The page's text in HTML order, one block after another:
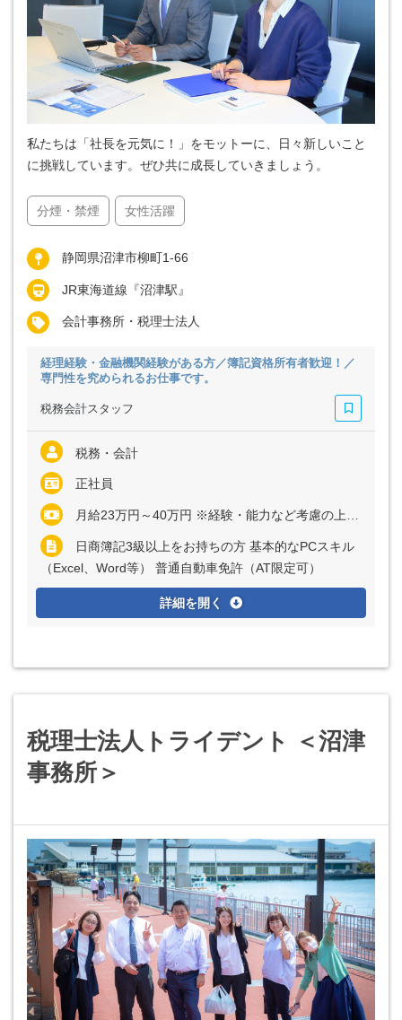
私たちは「社長を元気に！」をモットーに、日々新しいこと
に挑戦しています。ぜひ共に成長していきましょう。
分煙・禁煙 女性活躍
静岡県沼津市柳町1-66
JR東海道線『沼津駅』
会計事務所・税理士法人
経理経験・金融機関経験がある方／簿記資格所有者歓迎！／
専門性を究められるお仕事です。
税務会計スタッフ
税務・会計
正社員
月給23万円～40万円 ※経験・能力など考慮の上、決定いたします ※上記に固定残業代（月30時間分＝4万2000円～7万4000円）を含む ※超過分は別途全額支給
日商簿記3級以上をお持ちの方 基本的なPCスキル
（Excel、Word等） 普通自動車免許（AT限定可）
詳細を開く
税理士法人トライデント ＜沼津
事務所＞